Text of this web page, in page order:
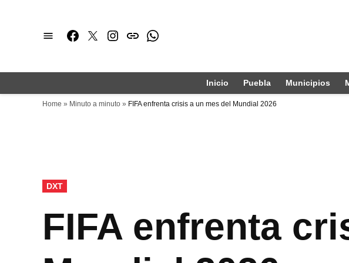
Facebook
TwitterInstagram
issuuWhatsapp
Inicio Puebla Municipios
Home » Minuto a minuto » FIFA enfrenta crisis a un mes del Mundial 2026
PUBLICADO
EN
DXT
FIFA enfrenta